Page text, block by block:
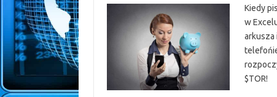
Kiedy
w
arkusza
$TOR!